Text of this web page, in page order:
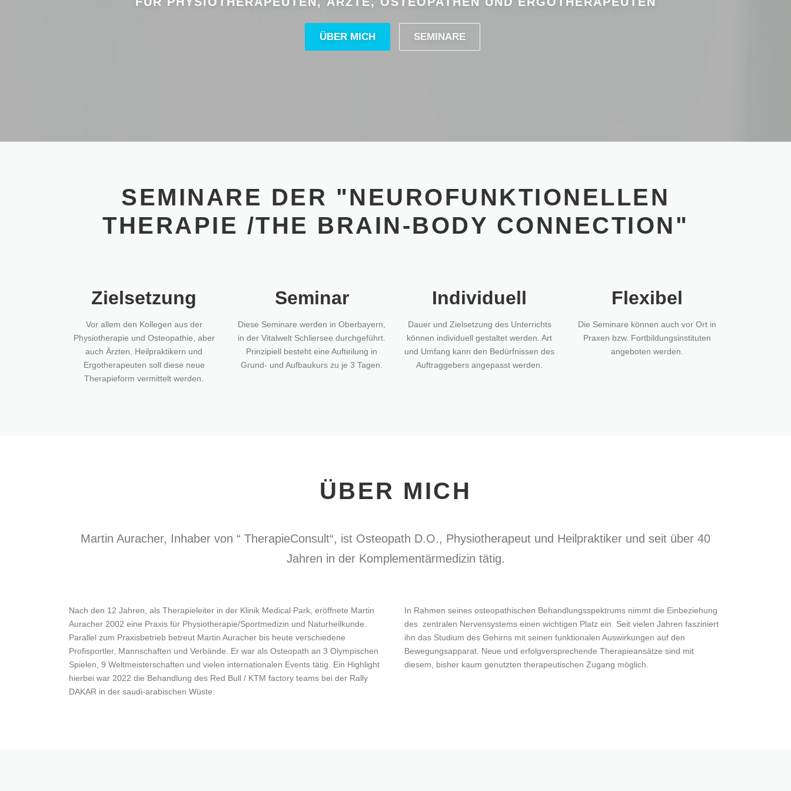
ÜBER MICH SEMINARE
SEMINARE DER "NEUROFUNKTIONELLEN
THERAPIE /THE BRAIN-BODY CONNECTION"
Zielsetzung
Vor allem den Kollegen aus der
Physiotherapie und Osteopathie, aber
auch Ärzten, Heilpraktikern und
Ergotherapeuten soll diese neue
Therapieform vermittelt werden.
Seminar
Diese Seminare werden in Oberbayern,
in der Vitalwelt Schliersee durchgeführt.
Prinzipiell besteht eine Aufteilung in
Grund- und Aufbaukurs zu je 3 Tagen.
Individuell
Dauer und Zielsetzung des Unterrichts
können individuell gestaltet werden. Art
und Umfang kann den Bedürfnissen des
Auftraggebers angepasst werden.
Flexibel
Die Seminare können auch vor Ort in
Praxen bzw. Fortbildungsinstituten
angeboten werden.
ÜBER MICH
Martin Auracher, Inhaber von “ TherapieConsult“, ist Osteopath D.O., Physiotherapeut und Heilpraktiker und seit über 40
Jahren in der Komplementärmedizin tätig.
Nach den 12 Jahren, als Therapieleiter in der Klinik Medical Park, eröffnete Martin
Auracher 2002 eine Praxis für Physiotherapie/Sportmedizin und Naturheilkunde.
Parallel zum Praxisbetrieb betreut Martin Auracher bis heute verschiedene
Profisportler, Mannschaften und Verbände. Er war als Osteopath an 3 Olympischen
Spielen, 9 Weltmeisterschaften und vielen internationalen Events tätig. Ein Highlight
hierbei war 2022 die Behandlung des Red Bull / KTM factory teams bei der Rally
DAKAR in der saudi-arabischen Wüste.
In Rahmen seines osteopathischen Behandlungsspektrums nimmt die Einbeziehung
des zentralen Nervensystems einen wichtigen Platz ein. Seit vielen Jahren fasziniert
ihn das Studium des Gehirns mit seinen funktionalen Auswirkungen auf den
Bewegungsapparat. Neue und erfolgversprechende Therapieansätze sind mit
diesem, bisher kaum genutzten therapeutischen Zugang möglich.